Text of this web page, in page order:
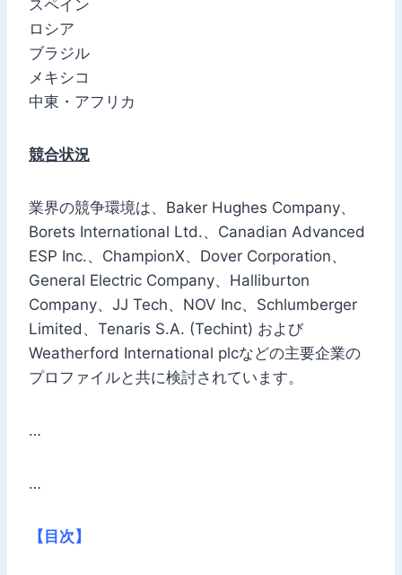
スペイン
ロシア
ブラジル
メキシコ
中東・アフリカ
競合状況
業界の競争環境は、Baker Hughes Company、
Borets International Ltd.、Canadian Advanced
ESP Inc.、ChampionX、Dover Corporation、
General Electric Company、Halliburton
Company、JJ Tech、NOV Inc、Schlumberger
Limited、Tenaris S.A. (Techint) および
Weatherford International plcなどの主要企業の
プロファイルと共に検討されています。
…
…
【目次】